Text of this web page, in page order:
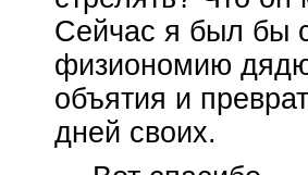
Сейчас я был бы
физиономию
объятия и
дней своих.